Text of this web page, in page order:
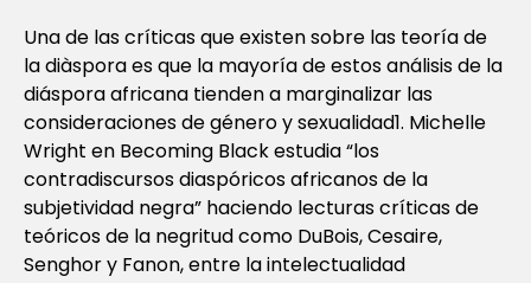
Una de las críticas que existen sobre las teoría de
la diàspora es que la mayoría de estos análisis de la
diáspora africana tienden a marginalizar las
consideraciones de género y sexualidad1. Michelle
Wright en Becoming Black estudia “los
contradiscursos diaspóricos africanos de la
subjetividad negra” haciendo lecturas críticas de
teóricos de la negritud como DuBois, Cesaire,
Senghor y Fanon, entre la intelectualidad